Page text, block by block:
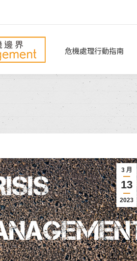
危機處理行動指南
3 月
13
2023